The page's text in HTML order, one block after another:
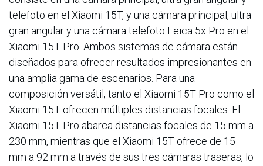
telefoto en el Xiaomi 15T, y una cámara principal, ultra
gran angular y una cámara telefoto Leica 5x Pro en el
Xiaomi 15T Pro. Ambos sistemas de cámara están
diseñados para ofrecer resultados impresionantes en
una amplia gama de escenarios. Para una
composición versátil, tanto el Xiaomi 15T Pro como el
Xiaomi 15T ofrecen múltiples distancias focales. El
Xiaomi 15T Pro abarca distancias focales de 15 mm a
230 mm, mientras que el Xiaomi 15T ofrece de 15
mm a 92 mm a través de sus tres cámaras traseras, lo